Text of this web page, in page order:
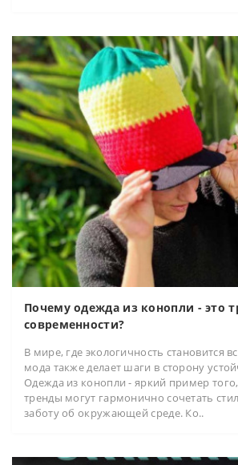
Почему одежда из конопли - это
современности?
В мире, где экологичность становится
мода также делает шаги в сторону
Одежда из конопли - яркий пример
тренды могут гармонично сочетать
заботу об окружающей среде. Ко..